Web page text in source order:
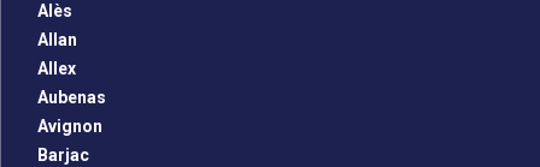
Alès
Allan
Allex
Aubenas
Avignon
Barjac